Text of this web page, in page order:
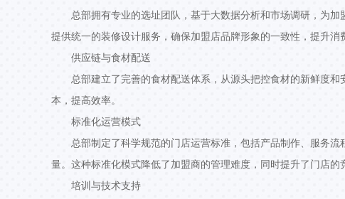
总部拥有专业的选址团队，基于大数据分析和市场调研，为
提供统一的装修设计服务，确保加盟店品牌形象的一致性，提升消
供应链与食材配送
总部建立了完善的食材配送体系，从源头把控食材的新鲜度
本，提高效率。
标准化运营模式
总部制定了科学规范的门店运营标准，包括产品制作、服务
量。这种标准化模式降低了加盟商的管理难度，同时提升了门店的
培训与技术支持